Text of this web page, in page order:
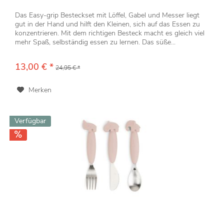
Das Easy-grip Besteckset mit Löffel, Gabel und Messer liegt
gut in der Hand und hilft den Kleinen, sich auf das Essen zu
konzentrieren. Mit dem richtigen Besteck macht es gleich viel
mehr Spaß, selbständig essen zu lernen. Das süße...
13,00 € * 24,95 € *
Merken
Verfügbar